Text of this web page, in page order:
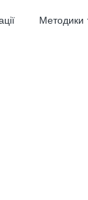
Методики